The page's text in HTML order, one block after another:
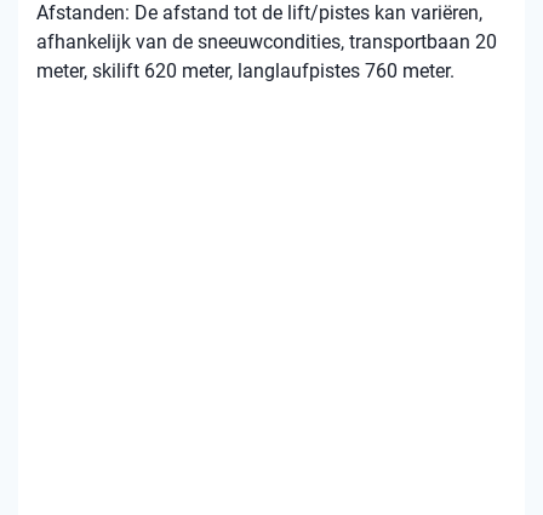
Afstanden: De afstand tot de lift/pistes kan variëren,
afhankelijk van de sneeuwcondities, transportbaan 20
meter, skilift 620 meter, langlaufpistes 760 meter.